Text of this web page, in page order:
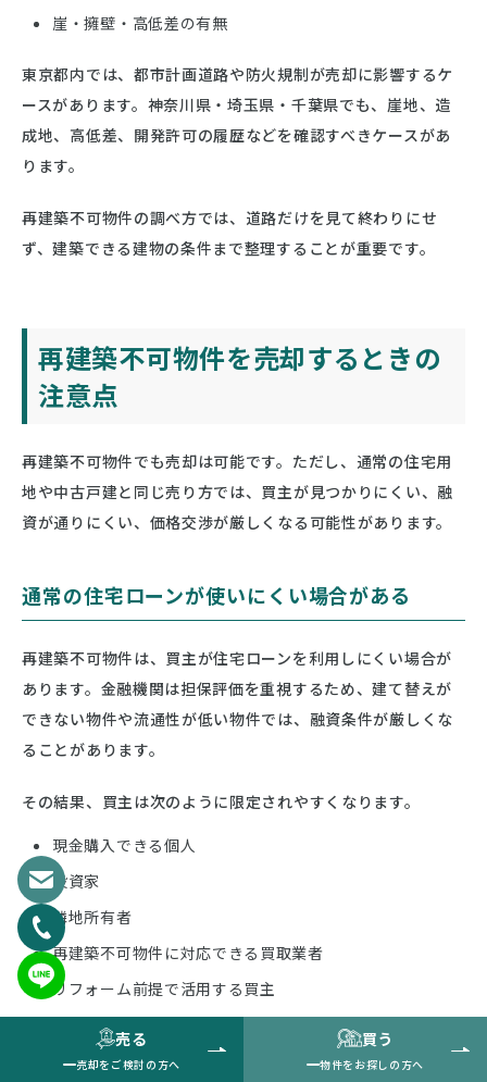
売る
売却をご検討の方へ
買う
物件をお探しの方へ
崖・擁壁・高低差の有無
東京都内では、都市計画道路や防火規制が売却に影響するケ
ースがあります。神奈川県・埼玉県・千葉県でも、崖地、造
成地、高低差、開発許可の履歴などを確認すべきケースがあ
ります。
再建築不可物件の調べ方では、道路だけを見て終わりにせ
ず、建築できる建物の条件まで整理することが重要です。
再建築不可物件を売却するときの
注意点
再建築不可物件でも売却は可能です。ただし、通常の住宅用
地や中古戸建と同じ売り方では、買主が見つかりにくい、融
資が通りにくい、価格交渉が厳しくなる可能性があります。
通常の住宅ローンが使いにくい場合がある
再建築不可物件は、買主が住宅ローンを利用しにくい場合が
あります。金融機関は担保評価を重視するため、建て替えが
できない物件や流通性が低い物件では、融資条件が厳しくな
ることがあります。
その結果、買主は次のように限定されやすくなります。
現金購入できる個人
投資家
隣地所有者
再建築不可物件に対応できる買取業者
リフォーム前提で活用する買主
当社の実務でも、再建築不可物件は「誰に売るか」が非常に
重要になります。一般の居住用物件として広く販売するだけ